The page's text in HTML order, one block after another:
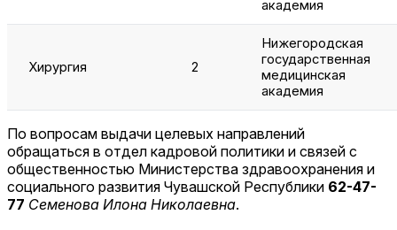
академия
Хирургия 2
Нижегородская
государственная
медицинская
академия
По вопросам выдачи целевых направлений
обращаться в отдел кадровой политики и связей с
общественностью Министерства здравоохранения и
социального развития Чувашской Республики 62-47-
77 Семенова Илона Николаевна.